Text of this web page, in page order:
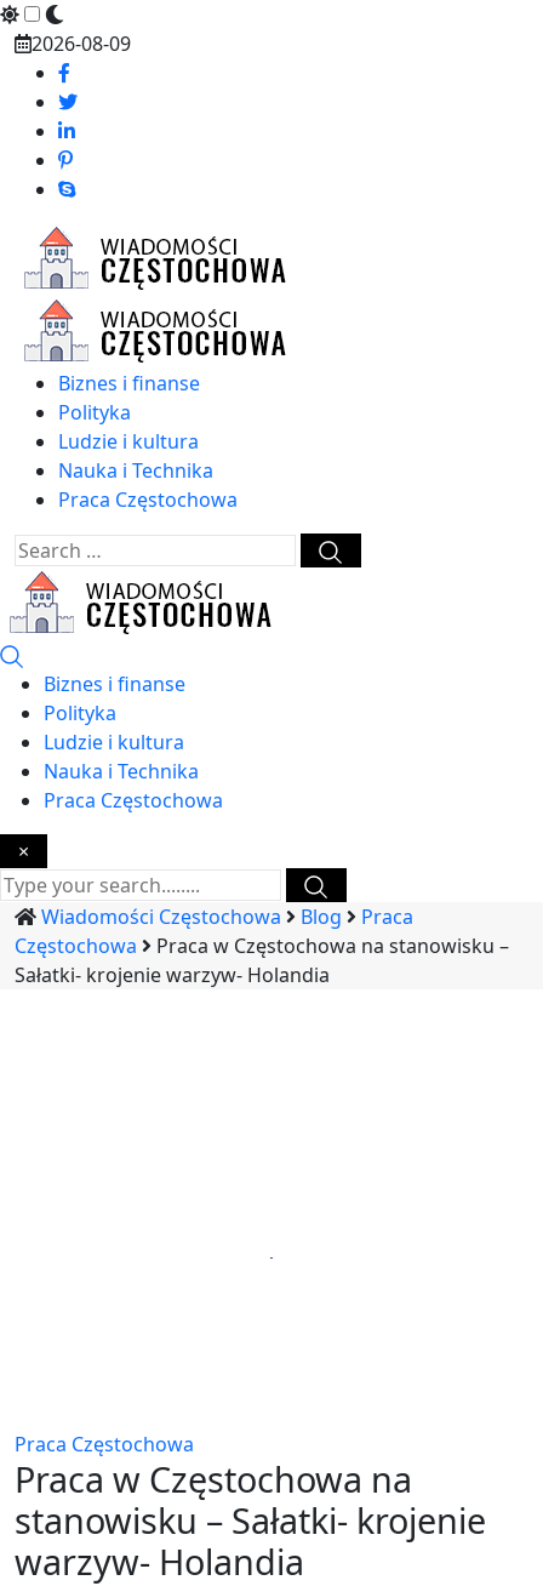
Skip
content
2026-08-09
Biznes i finanse
Polityka
Ludzie i kultura
Nauka i Technika
Praca Częstochowa
Biznes i finanse
Polityka
Ludzie i kultura
Nauka i Technika
Praca Częstochowa
×
Wiadomości Częstochowa Blog
Praca
Częstochowa
Praca w Częstochowa na stanowisku –
Sałatki- krojenie warzyw- Holandia
Praca Częstochowa
Praca w Częstochowa na
stanowisku – Sałatki- krojenie
warzyw- Holandia